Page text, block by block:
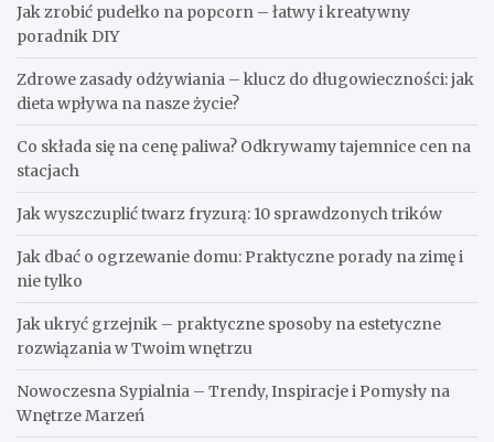
Jak zrobić pudełko na popcorn – łatwy i kreatywny
poradnik DIY
Zdrowe zasady odżywiania – klucz do długowieczności: jak
dieta wpływa na nasze życie?
Co składa się na cenę paliwa? Odkrywamy tajemnice cen na
stacjach
Jak wyszczuplić twarz fryzurą: 10 sprawdzonych trików
Jak dbać o ogrzewanie domu: Praktyczne porady na zimę i
nie tylko
Jak ukryć grzejnik – praktyczne sposoby na estetyczne
rozwiązania w Twoim wnętrzu
Nowoczesna Sypialnia – Trendy, Inspiracje i Pomysły na
Wnętrze Marzeń